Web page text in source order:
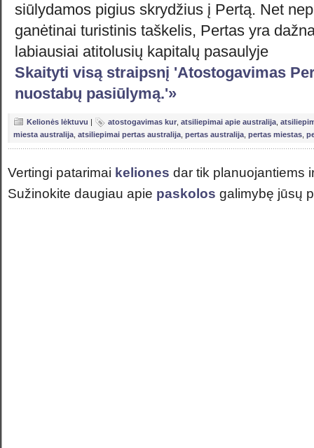
siūlydamos pigius skrydžius į Pertą. Net
ganėtinai turistinis taškelis, Pertas yra
labiausiai atitolusių kapitalų pasaulyje
Skaityti visą straipsnį 'Atostogavimas
nuostabų pasiūlymą.'»
Kelionės lėktuvu | atostogavimas kur atsiliepimai apie australija
miesta australija atsiliepimai pertas australija pertas australija pertas miestas
Vertingi patarimai keliones dar tik planuojantiems
Sužinokite daugiau apie paskolos galimybę jūsų